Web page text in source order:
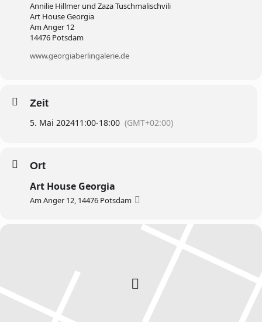
Annilie Hillmer und Zaza Tuschmalischvili
Art House Georgia
Am Anger 12
14476 Potsdam
www.georgiaberlingalerie.de
Zeit
5. Mai 202411:00-18:00 (GMT+02:00)
Ort
Art House Georgia
Am Anger 12, 14476 Potsdam